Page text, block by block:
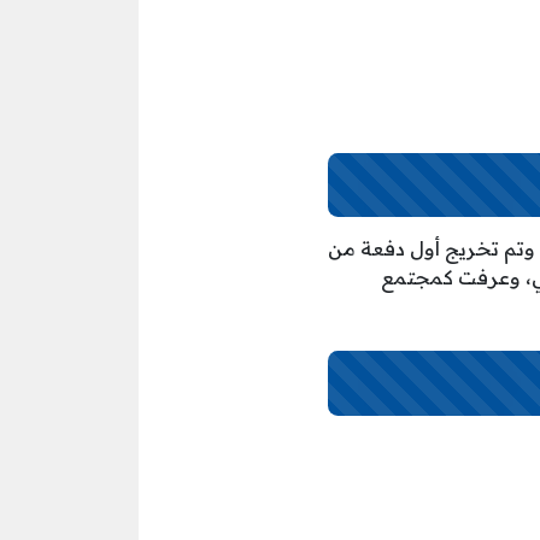
غير ربحية للبنات بجدة في المملكة العربية السعودية، فتحت أبوابها عام 1999م وتم تخريج أول دفعة من
وعرفت كمجتمع